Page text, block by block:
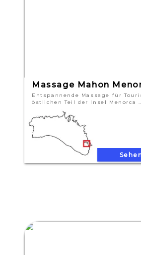
Massage Mahon
Entspannende Massage für
östlichen Teil der Insel Menorca